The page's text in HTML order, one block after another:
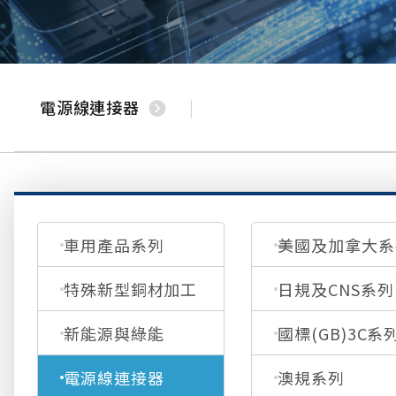
電源線連接器
車用產品系列
特殊新型銅材加工
新能源與綠能
電源線連接器
美國及加拿大
日規及CNS系列
國標(GB)3C系
澳規系列